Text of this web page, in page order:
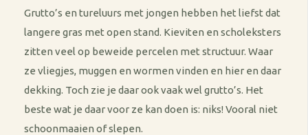
Grutto’s en tureluurs met jongen hebben het liefst dat
langere gras met open stand. Kieviten en scholeksters
zitten veel op beweide percelen met structuur. Waar
ze vliegjes, muggen en wormen vinden en hier en daar
dekking. Toch zie je daar ook vaak wel grutto’s. Het
beste wat je daar voor ze kan doen is: niks! Vooral niet
schoonmaaien of slepen.